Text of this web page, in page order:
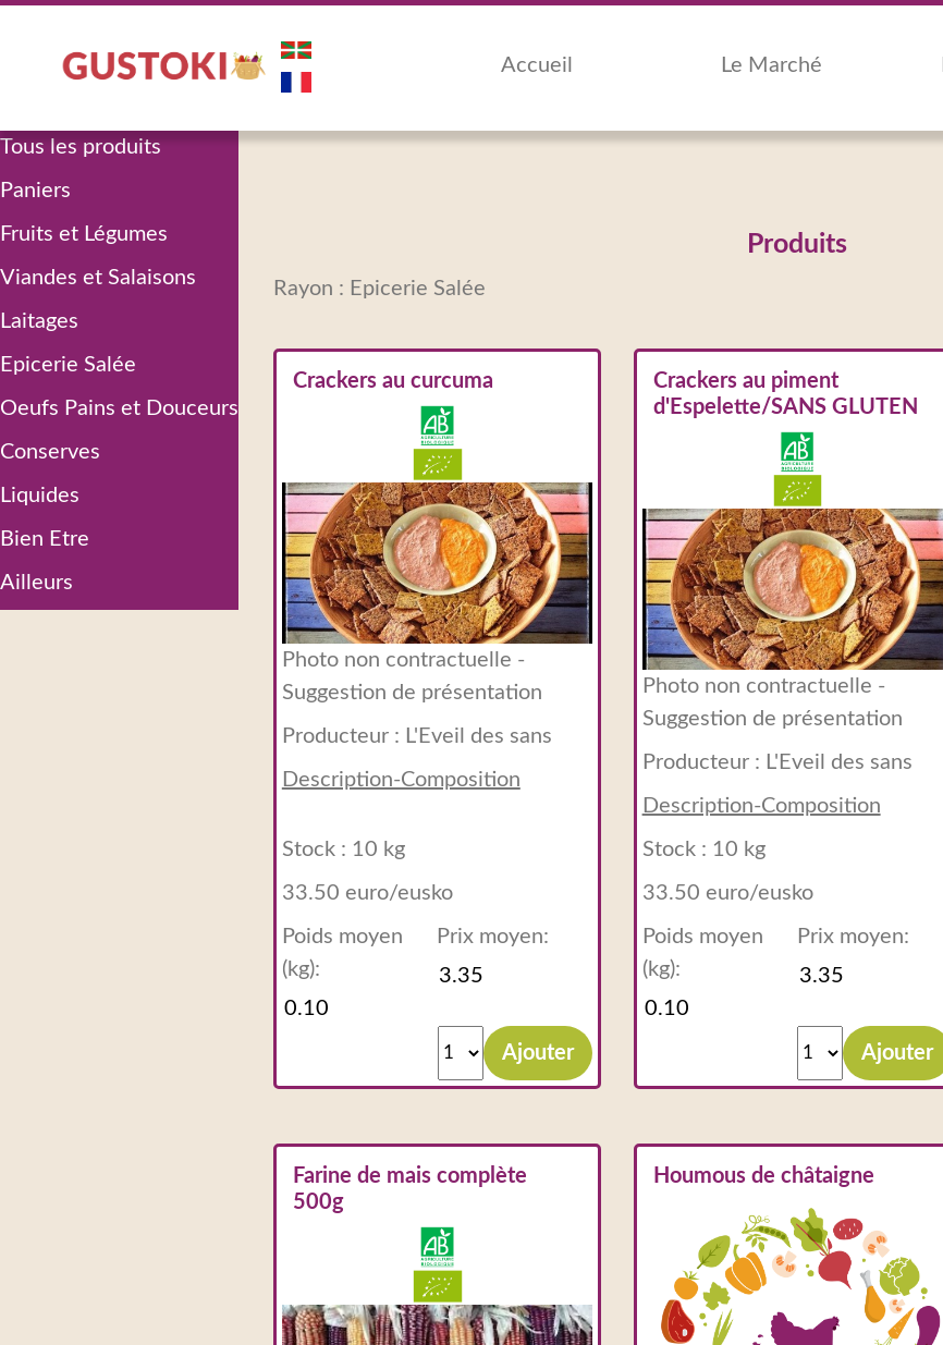
Accueil Le Marché
Produits
Rayon : Epicerie Salée
Tous les produits
Paniers
Fruits et Légumes
Viandes et Salaisons
Laitages
Epicerie Salée
Oeufs Pains et Douceurs
Conserves
Liquides
Bien Etre
Ailleurs
Crackers au curcuma
Photo non contractuelle -
Suggestion de présentation
Producteur : L'Eveil des sans
Description-Composition
Stock : 10 kg
33.50 euro/eusko
Poids moyen
(kg):
Prix moyen:
Ajouter
Crackers au piment
d'Espelette/SANS GLUTEN
Photo non contractuelle -
Suggestion de présentation
Producteur : L'Eveil des sans
Description-Composition
Stock : 10 kg
33.50 euro/eusko
Poids moyen
(kg):
Prix moyen:
Ajouter
Farine de mais complète
500g
Houmous de châtaigne